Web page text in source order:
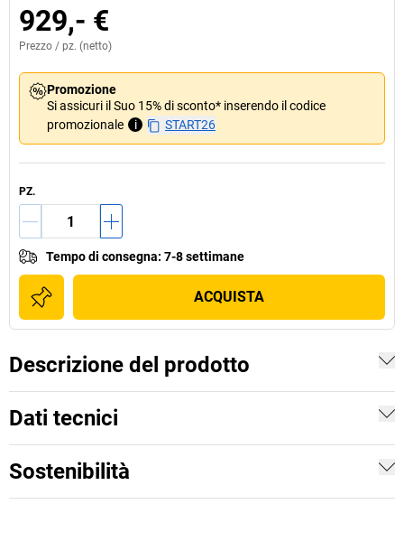
929,- €
Prezzo / pz. (netto)
Promozione
Si assicuri il Suo 15% di sconto* inserendo il codice
promozionale
i START26
PZ.
Tempo di consegna: 7-8 settimane
ACQUISTA
Descrizione del prodotto
Dati tecnici
Sostenibilità